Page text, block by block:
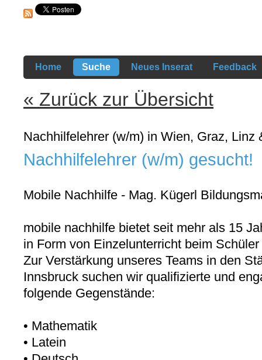
Home Suche Neues Inserat Feedback
« Zurück zur Übersicht
Nachhilfelehrer (w/m) in Wien, Graz, Linz
Nachhilfelehrer (w/m) gesucht!
Mobile Nachhilfe - Mag. Kügerl
mobile nachhilfe bietet seit mehr als 15
in Form von Einzelunterricht beim
Zur Verstärkung unseres Teams in den
Innsbruck suchen wir qualifizierte und
folgende Gegenstände:
• Mathematik
• Latein